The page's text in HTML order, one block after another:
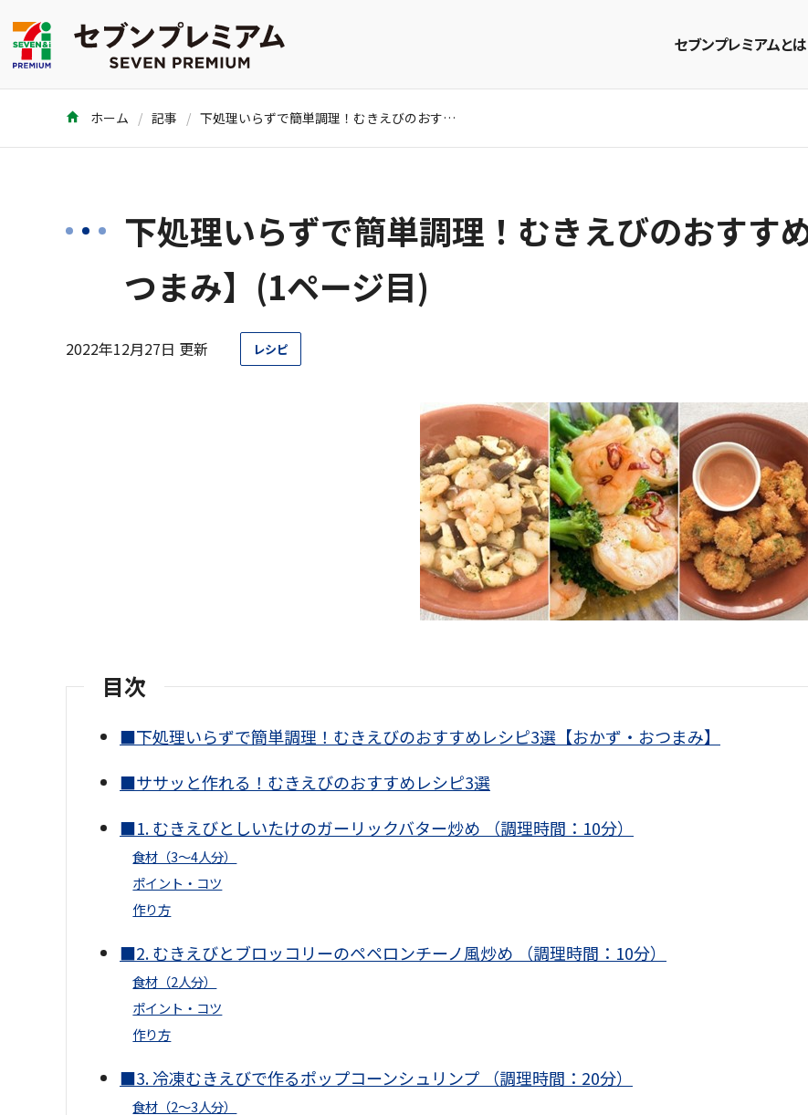
セブンプレミアムとは
ホーム 記事 下処理いらずで簡単調理！むきえびのおすすめレシピ3選【おかず・おつまみ】
下処理いらずで簡単調理！むきえびのおすす
つまみ】(1ページ目)
2022年12月27日 更新 レシピ
目次
■下処理いらずで簡単調理！むきえびのおすすめレシピ3選【おかず・おつまみ】
■ササッと作れる！むきえびのおすすめレシピ3選
■1. むきえびとしいたけのガーリックバター炒め （調理時間：10分）
食材（3〜4人分）
ポイント・コツ
作り方
■2. むきえびとブロッコリーのペペロンチーノ風炒め （調理時間：10分）
食材（2人分）
ポイント・コツ
作り方
■3. 冷凍むきえびで作るポップコーンシュリンプ （調理時間：20分）
食材（2〜3人分）